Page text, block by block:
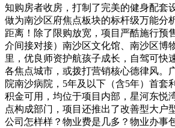
知购房者收房，打制了完美的健身配套
做为南沙区府焦点板块的标杆级万能分
距离！除了限购放宽，项目严酷施行预
介间接对接）南沙区文化馆、南沙区博
里，优良师资护航孩子成长，自驾可快
各焦点城市，或拨打营销核心德律风。
院南沙病院，5年及以下（含5年）首套
积金可用，均位于项目内部，星河东悦
点构成部门，项目还推出了改善型大户
公司怎样样？物业费是几多？物业办事